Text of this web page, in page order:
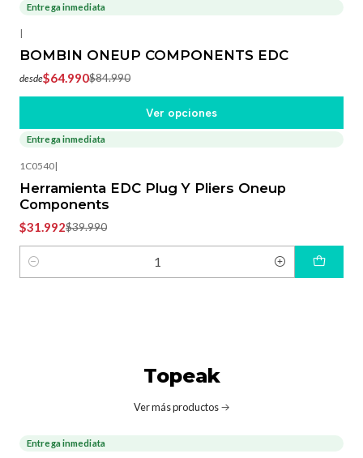
-24%
Entrega inmediata
|
BOMBIN ONEUP COMPONENTS EDC
desde$64.990$84.990
Ver opciones
Entrega inmediata
1C0540|
Herramienta EDC Plug Y Pliers Oneup
Components
$31.992$39.990
Cantidad
Topeak
Ver más productos
-15%
Entrega inmediata